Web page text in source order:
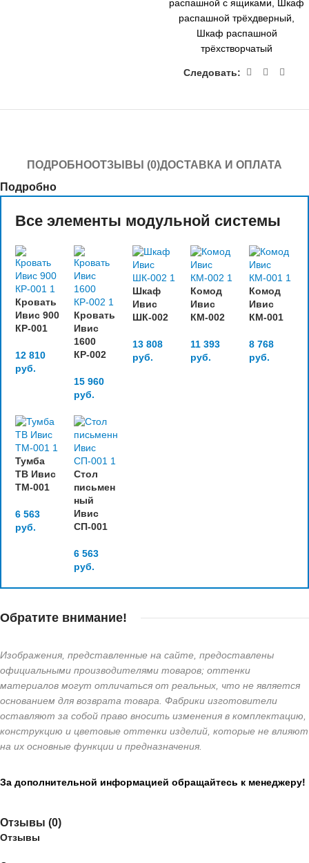
распашной с ящиками
Шкаф
распашной трёхдверный
Шкаф распашной
трёхстворчатый
Следовать:
ПОДРОБНООТЗЫВЫ (0)ДОСТАВКА И ОПЛАТА
Подробно
Все элементы модульной системы
Кровать
Ивис 900
КР-001
12 810
руб.
Кровать
Ивис
1600
КР-002
15 960
руб.
Шкаф
Ивис
ШК-002
13 808
руб.
Комод
Ивис
КМ-002
11 393
руб.
Комод
Ивис
КМ-001
8 768
руб.
Тумба
ТВ Ивис
ТМ-001
6 563
руб.
Стол
письмен
ный
Ивис
СП-001
6 563
руб.
Обратите внимание!
Изображения, представленные на сайте, предоставлены
официальными производителями товаров; оттенки
материалов могут отличаться от реальных, что не является
основанием для возврата товара. Фабрики изготовители
оставляют за собой право вносить изменения в комплектацию,
конструкцию и цветовые оттенки изделий, которые не влияют
на их основные функции и предназначения.
За дополнительной информацией обращайтесь к менеджеру!
Отзывы (0)
Отзывы